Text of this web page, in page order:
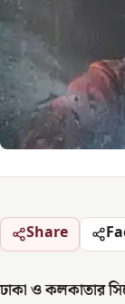
Share
ঢাকা ও কলকাতার